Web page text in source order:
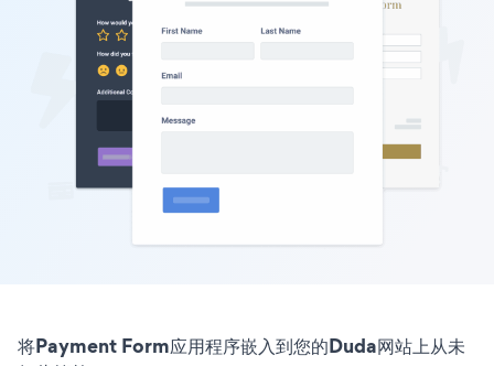
将Payment Form应用程序嵌入到您的Duda网站上从未